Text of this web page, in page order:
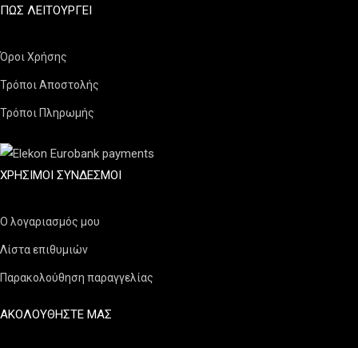
ΠΏΣ ΛΕΙΤΟΥΡΓΕΊ
Όροι Χρήσης
Τρόποι Αποστολής
Τρόποι Πληρωμής
ΧΡΉΣΙΜΟΙ ΣΎΝΔΕΣΜΟΙ
Ο λογαριασμός μου
Λίστα επιθυμιών
Παρακολούθηση παραγγελίας
ΑΚΟΛΟΥΘΗΣΤΕ ΜΑΣ